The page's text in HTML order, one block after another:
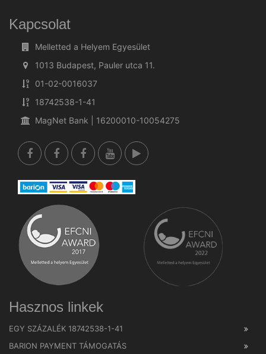
Kapcsolat
Melletted a Helyem Egyesület
1013 Budapest, Pauler utca 11.
01-02-0016037
18742538-1-41
MagNet Bank | 16200010-10054275
Hasznos linkek
EGY SZÁZALÉK 18742538-1-41
BARION PAYMENT TÁMOGATÁS